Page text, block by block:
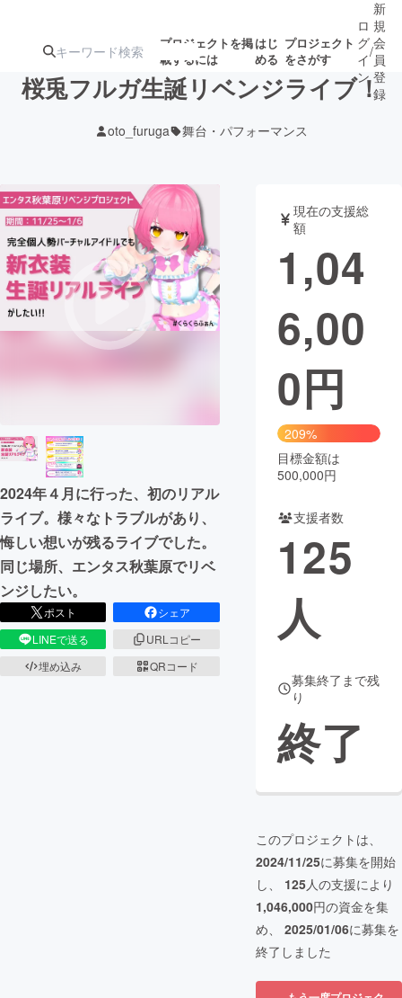
プロジェクトを掲
載するには
はじ
める
プロジェクト
をさがす
アート・写真
テクノロジー・ガジェット ゲーム・サ
映像・映画 書籍・雑誌
チャレンジ
CAMPFIRE for Social Good
CAMPFIREふるさと納税
コミュニティ
ロ
グ
イ
ン
/
新
規
会
員
登
録
桜兎フルガ生誕リベンジライブ！
oto_furuga 舞台・パフォーマンス
2024年４月に行った、初のリアル
ライブ。様々なトラブルがあり、
悔しい想いが残るライブでした。
同じ場所、エンタス秋葉原でリベ
ンジしたい。
ポスト
シェア
LINEで送る
URLコピー
埋め込み
QRコード
現在の支援総
額
1,04
6,00
0円
209%
目標金額は
500,000円
支援者数
125
人
募集終了まで残
り
終了
このプロジェクトは、
2024/11/25に募集を開始
し、 125人の支援により
1,046,000円の資金を集
め、 2025/01/06に募集を
終了しました